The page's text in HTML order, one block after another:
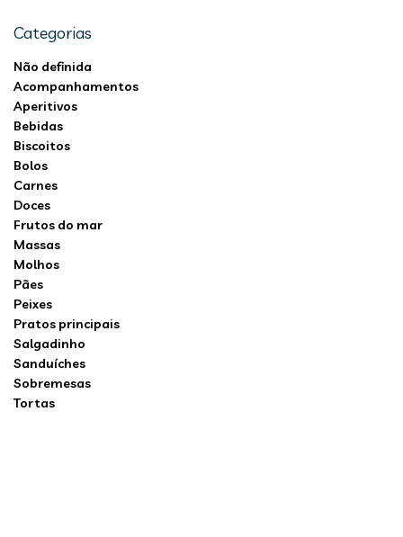
Categorias
Não definida
Acompanhamentos
Aperitivos
Bebidas
Biscoitos
Bolos
Carnes
Doces
Frutos do mar
Massas
Molhos
Pães
Peixes
Pratos principais
Salgadinho
Sanduíches
Sobremesas
Tortas